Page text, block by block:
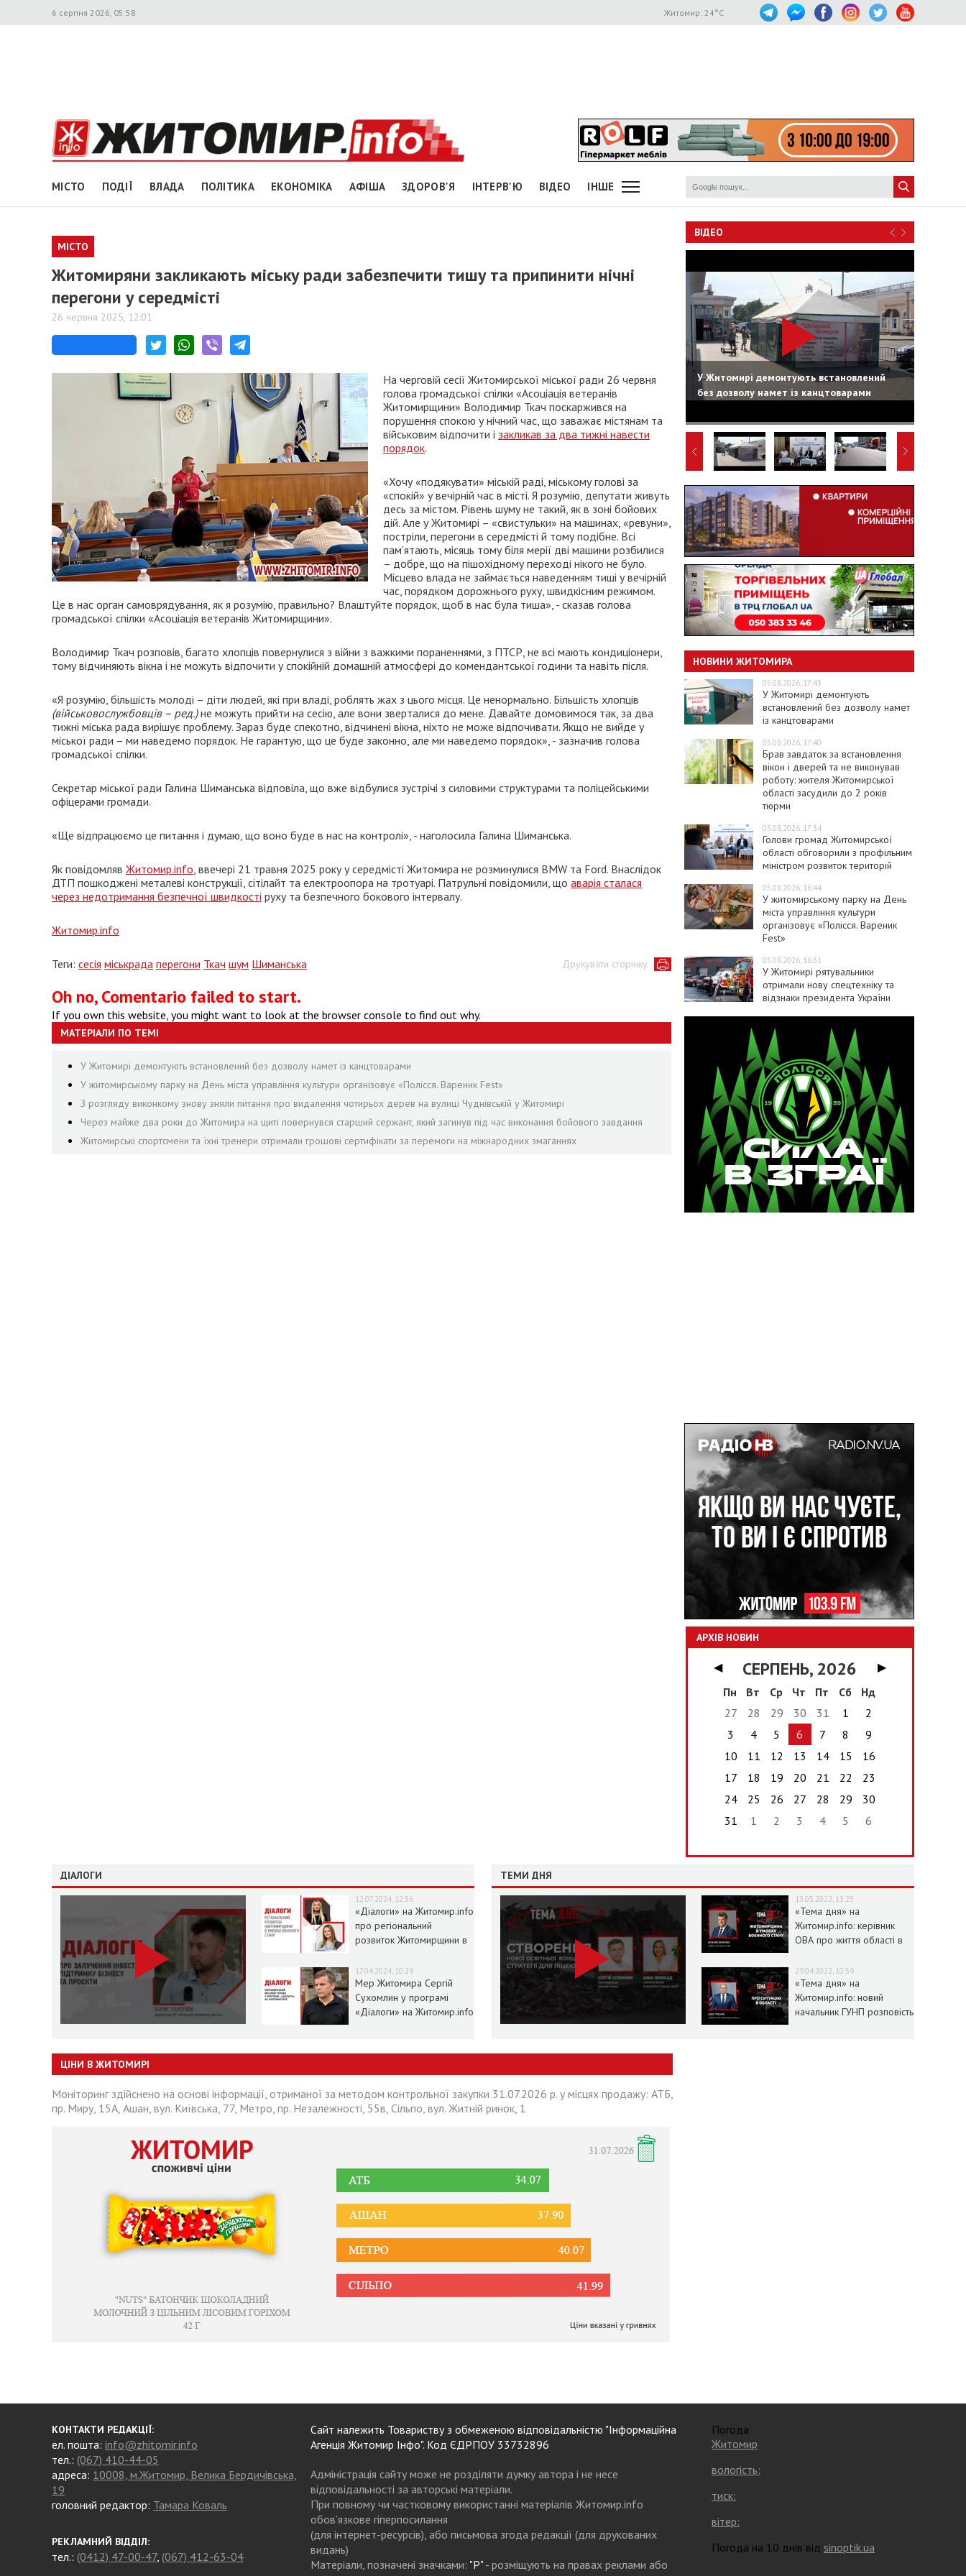
6 серпня 2026, 05:58 Житомир: 24°C
МІСТО ПОДІЇ ВЛАДА ПОЛІТИКА ЕКОНОМІКА АФІША ЗДОРОВ'Я ІНТЕРВ'Ю ВІДЕО ІНШЕ
МІСТО
Житомиряни закликають міську ради забезпечити тишу та припинити нічні
перегони у середмісті
26 червня 2025, 12:01
На черговій сесії Житомирської міської ради 26 червня
голова громадської спілки «Асоціація ветеранів
Житомирщини» Володимир Ткач поскаржився на
порушення спокою у нічний час, що заважає містянам та
військовим відпочити і закликав за два тижні навести
порядок.
«Хочу «подякувати» міській раді, міському голові за
«спокій» у вечірній час в місті. Я розумію, депутати живуть
десь за містом. Рівень шуму не такий, як в зоні бойових
дій. Але у Житомирі – «свистульки» на машинах, «ревуни»,
постріли, перегони в середмісті й тому подібне. Всі
пам’ятають, місяць тому біля мерії дві машини розбилися
– добре, що на пішохідному переході нікого не було.
Місцево влада не займається наведенням тиші у вечірній
час, порядком дорожнього руху, швидкісним режимом.
Це в нас орган самоврядування, як я розумію, правильно? Влаштуйте порядок, щоб в нас була тиша», - сказав голова
громадської спілки «Асоціація ветеранів Житомирщини».
Володимир Ткач розповів, багато хлопців повернулися з війни з важкими пораненнями, з ПТСР, не всі мають кондиціонери,
тому відчиняють вікна і не можуть відпочити у спокійній домашній атмосфері до комендантської години та навіть після.
«Я розумію, більшість молоді – діти людей, які при владі, роблять жах з цього місця. Це ненормально. Більшість хлопців
(військовослужбовців – ред.)не можуть прийти на сесію, але вони зверталися до мене. Давайте домовимося так, за два
тижні міська рада вирішує проблему. Зараз буде спекотно, відчинені вікна, ніхто не може відпочивати. Якщо не вийде у
міської ради – ми наведемо порядок. Не гарантую, що це буде законно, але ми наведемо порядок», - зазначив голова
громадської спілки.
Секретар міської ради Галина Шиманська відповіла, що вже відбулися зустрічі з силовими структурами та поліцейськими
офіцерами громади.
«Ще відпрацюємо це питання і думаю, що воно буде в нас на контролі», - наголосила Галина Шиманська.
Як повідомляв Житомир.info, ввечері 21 травня 2025 року у середмісті Житомира не розминулися BMW та Ford. Внаслідок
ДТП пошкоджені металеві конструкції, сітілайт та електроопора на тротуарі. Патрульні повідомили, що аварія сталася
через недотримання безпечної швидкості руху та безпечного бокового інтервалу.
Житомир.info
Друкувати сторінку
Теги: сесія міськрада перегони Ткач шум Шиманська
Oh no, Comentario failed to start.
If you own this website, you might want to look at the browser console to find out why.
МАТЕРІАЛИ ПО ТЕМІ
У Житомирі демонтують встановлений без дозволу намет із канцтоварами
У житомирському парку на День міста управління культури організовує «Полісся. Вареник Fest»
З розгляду виконкому знову зняли питання про видалення чотирьох дерев на вулиці Чуднівській у Житомирі
Через майже два роки до Житомира на щиті повернувся старший сержант, який загинув під час виконання бойового завдання
Житомирські спортсмени та їхні тренери отримали грошові сертифікати за перемоги на міжнародних змаганнях
ВІДЕО
У Житомирі демонтують встановлений
без дозволу намет із канцтоварами
НОВИНИ ЖИТОМИРА
05.08.2026, 17:43
У Житомирі демонтують
встановлений без дозволу намет
із канцтоварами
05.08.2026, 17:40
Брав завдаток за встановлення
вікон і дверей та не виконував
роботу: жителя Житомирської
області засудили до 2 років
тюрми
05.08.2026, 17:34
Голови громад Житомирської
області обговорили з профільним
міністром розвиток територій
05.08.2026, 16:44
У житомирському парку на День
міста управління культури
організовує «Полісся. Вареник
Fest»
05.08.2026, 16:31
У Житомирі рятувальники
отримали нову спецтехніку та
відзнаки президента України
АРХІВ НОВИН
◀ СЕРПЕНЬ, 2026
▶
Пн
Вт Ср Чт Пт Сб
Нд
27
28 29 30 31 1
2
3
4 5 6 7 8
9
10
11 12 13 14 15
16
17
18 19 20 21 22
23
24
25 26 27 28 29
30
31
1 2 3 4 5 6
ДІАЛОГИ
12.07.2024, 12:36
«Діалоги» на Житомир.info
про регіональний
розвиток Житомирщини в
17.04.2024, 10:29
Мер Житомира Сергій
Сухомлин у програмі
«Діалоги» на Житомир.info
ТЕМИ ДНЯ
13.05.2022, 13:25
«Тема дня» на
Житомир.info: керівник
ОВА про життя області в
29.04.2022, 10:59
«Тема дня» на
Житомир.info: новий
начальник ГУНП розповість
ЦІНИ В ЖИТОМИРІ
Моніторинг здійснено на основі інформації, отриманої за методом контрольної закупки 31.07.2026 р. у місцях продажу: АТБ,
пр. Миру, 15А, Ашан, вул. Київська, 77, Метро, пр. Незалежності, 55в, Сільпо, вул. Житній ринок, 1
КОНТАКТИ РЕДАКЦІЇ:
ел. пошта: info@zhitomir.info
тел.: (067) 410-44-05
адреса: 10008, м.Житомир, Велика Бердичівська,
19
головний редактор: Тамара Коваль
РЕКЛАМНИЙ ВІДДІЛ:
тел.: (0412) 47-00-47, (067) 412-63-04
Сайт належить Товариству з обмеженою відповідальністю "Інформаційна
Агенція Житомир Інфо". Код ЄДРПОУ 33732896
Адміністрація сайту може не розділяти думку автора і не несе
відповідальності за авторські матеріали.
При повному чи частковому використанні матеріалів Житомир.info
обов’язкове гіперпосилання
(для інтернет-ресурсів), або письмова згода редакції (для друкованих
видань)
Матеріали, позначені значками: "Р"- розміщують на правах реклами або
Погода
Житомир
вологість:
тиск:
вітер:
Погода на 10 днів від sinoptik.ua